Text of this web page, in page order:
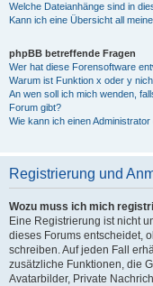
Welche Dateianhänge sind in
Kann ich eine Übersicht all
phpBB betreffende Fragen
Wer hat diese Forensoftware
Warum ist Funktion x oder y
An wen soll ich mich wenden,
Forum gibt?
Wie kann ich einen
Registrierung und
Wozu muss ich mich
Eine Registrierung ist nicht
dieses Forums entscheidet,
schreiben. Auf jeden Fall
zusätzliche Funktionen, die
Avatarbilder, Private